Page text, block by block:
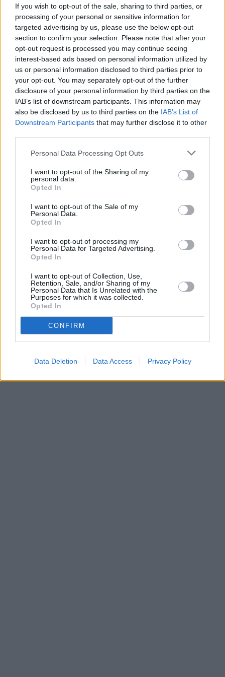
If you wish to opt-out of the sale, sharing to third parties, or
processing of your personal or sensitive information for
targeted advertising by us, please use the below opt-out
section to confirm your selection. Please note that after your
opt-out request is processed you may continue seeing
interest-based ads based on personal information utilized by
us or personal information disclosed to third parties prior to
your opt-out. You may separately opt-out of the further
disclosure of your personal information by third parties on the
IAB’s list of downstream participants. This information may
also be disclosed by us to third parties on the IAB’s List of
Downstream Participants that may further disclose it to other
Personal Data Processing Opt Outs
I want to opt-out of the Sharing of my
personal data.
Opted In
I want to opt-out of the Sale of my
Personal Data.
Opted In
I want to opt-out of processing my
Personal Data for Targeted Advertising.
Opted In
I want to opt-out of Collection, Use,
Retention, Sale, and/or Sharing of my
Personal Data that Is Unrelated with the
Purposes for which it was collected.
Opted In
CONFIRM
Data Deletion Data Access Privacy Policy
Σταθμαρχείο Καβάλας
(ΔΡΟΜΟΛΟΓΙΑ &
ΠΛΗΡΟΦΟΡΙΕΣ)
2510 222294
2510223593
2510222694
Αποθήκη δεμάτων Καβάλας
2510 232267
Σταθμαρχείο Χρυσούπολης
25910 22415
Σταθμαρχείο Ελευθερούπολης
Σταθμαρχείο Θάσου
25930 22162
210 5129407
Σταθμαρχείο Θεσσαλονίκης
2310 595422
Αποθήκη δεμάτων Θεσ/κης
2310 595476
Καβάλας Α.Ε. (Οργανωμένα
ταξίδια & μίσθωση
πούλμαν)
2510 833744
Κοινωνικά δίκτυα
© ΓΡΑΦΕΙΟ ΓΕΝΙΚΟΥ ΤΟΥΡΙΣΜΟΥ ΥΠΕΡΑΣΤΙΚΟΥ ΚΤΕΛ
Ν.ΚΑΒΑΛΑΣ Α.Ε. |ΟΡΟΙ ΧΡΗΣΗΣ| ΠΟΛΙΤΙΚΗ
ΑΠΟΡΡΗΤΟΥ|Διαχείριση
ΚΟΡΥΦΗ